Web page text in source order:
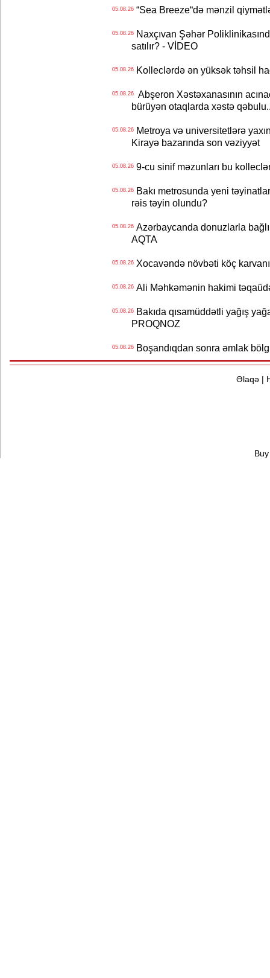
05.08.26“Sea Breeze“də mənzil
05.08.26Naxçıvan Şəhər
satılır? - VİDEO
05.08.26Kolleclərdə ən yüksək təhsil
05.08.26Abşeron Xəstəxanasının
bürüyən otaqlarda xəstə
05.08.26Metroya və universitetlərə
Kirayə bazarında son vəziyyət
05.08.269-cu sinif məzunları bu
05.08.26Bakı metrosunda yeni
rəis təyin olundu?
05.08.26Azərbaycanda donuzlarla
AQTA
05.08.26Xocavəndə növbəti köç
05.08.26Ali Məhkəmənin hakimi
05.08.26Bakıda qısamüddətli yağış
PROQNOZ
05.08.26Boşandıqdan sonra əmlak
Əlaqə|